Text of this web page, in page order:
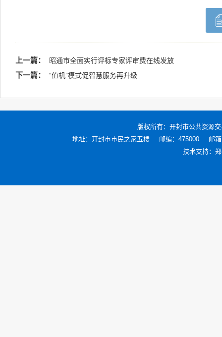
上一篇： 昭通市全面实行评标专家评审费在线发放
下一篇： “值机”模式促智慧服务再升级
版权所有： 开封市公共资源
地址：开封市市民之家五楼
邮编：475000
邮
技术支持：